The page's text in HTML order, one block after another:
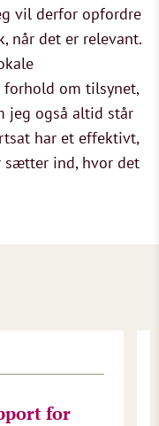
vil derfor opfordre
når det er relevant.
forhold om tilsynet,
jeg også altid står
har et effektivt,
ind, hvor det
for